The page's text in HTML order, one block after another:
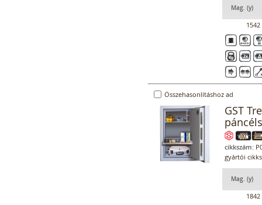
Mag. (y)
1542
Összehasonlításhoz ad
GST
cikkszám:
gyártói
Mag. (y)
1842